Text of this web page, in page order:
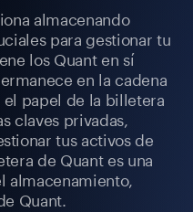
almacenando
para gestionar tu
los Quant en sí
en la cadena
papel de la billetera
claves privadas,
tus activos de
de Quant es una
almacenamiento,
Quant.